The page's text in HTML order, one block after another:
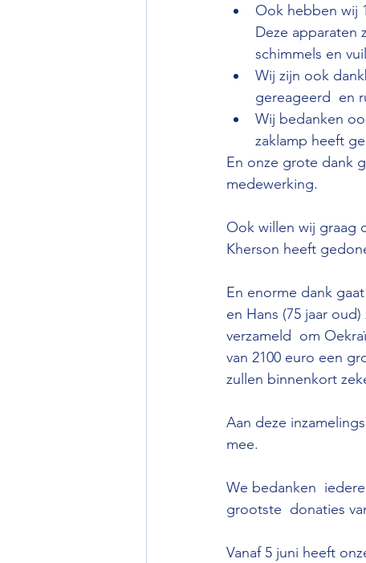
Ook hebben wij
Deze apparaten
schimmels en
Wij zijn ook
gereageerd  en
Wij bedanken
zaklamp heeft
En onze grote dank
medewerking.
Ook willen wij graag
Kherson heeft
En enorme dank
en Hans (75 jaar
verzameld  om
van 2100 euro een
zullen binnenkort
Aan deze
mee.
We bedanken
grootste  donaties
Vanaf 5 juni heeft